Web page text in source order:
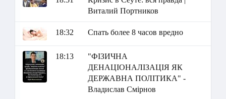
Виталий Портников
18:32 Спать более 8 часов вредно
18:13
"ФІЗИЧНА
ДЕНАЦІОНАЛІЗАЦІЯ ЯК
ДЕРЖАВНА ПОЛІТИКА" -
Владислав Смірнов